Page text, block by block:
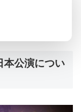
本公演につい